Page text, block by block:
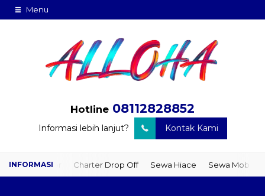
Menu
Hotline 08112828852
Informasi lebih lanjut? Kontak Kami
Door Charter Drop Off Sewa Hiace Sewa Mobil Plus Driver